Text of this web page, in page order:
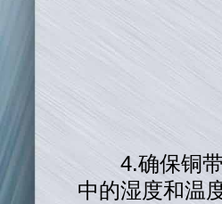
4.确保铜
中的湿度和温